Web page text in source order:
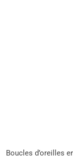
Boucles d’oreilles